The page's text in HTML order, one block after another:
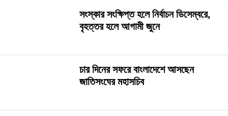
সংস্কার সংক্ষিপ্ত হলে নির্বাচন ডিসেম্বরে,
বৃহত্তর হলে আগামী জুনে
চার দিনের সফরে বাংলাদেশে আসছেন
জাতিসংঘের মহাসচিব